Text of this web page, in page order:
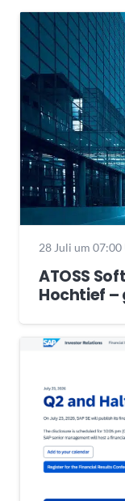
28 Juli um 07:00
ATOSS
Hochtief –